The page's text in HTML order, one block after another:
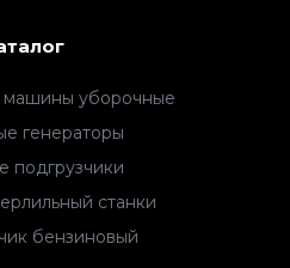
машины уборочные
генераторы
подгрузчики
станки
бензиновый